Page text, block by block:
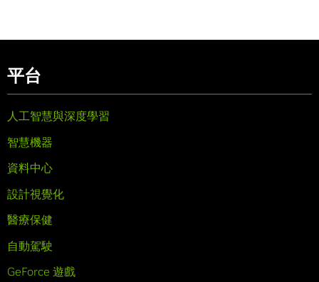
平台
人工智慧與深度學習
智慧機器
資料中心
設計視覺化
醫療保健
自動駕駛
GeForce 遊戲